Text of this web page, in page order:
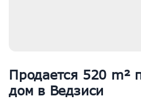
Продается 520 m²
дом в Ведзиси